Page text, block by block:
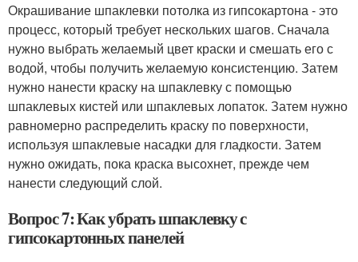
Окрашивание шпаклевки потолка из гипсокартона - это
процесс, который требует нескольких шагов. Сначала
нужно выбрать желаемый цвет краски и смешать его с
водой, чтобы получить желаемую консистенцию. Затем
нужно нанести краску на шпаклевку с помощью
шпаклевых кистей или шпаклевых лопаток. Затем нужно
равномерно распределить краску по поверхности,
используя шпаклевые насадки для гладкости. Затем
нужно ожидать, пока краска высохнет, прежде чем
нанести следующий слой.
Вопрос 7: Как убрать шпаклевку с
гипсокартонных панелей